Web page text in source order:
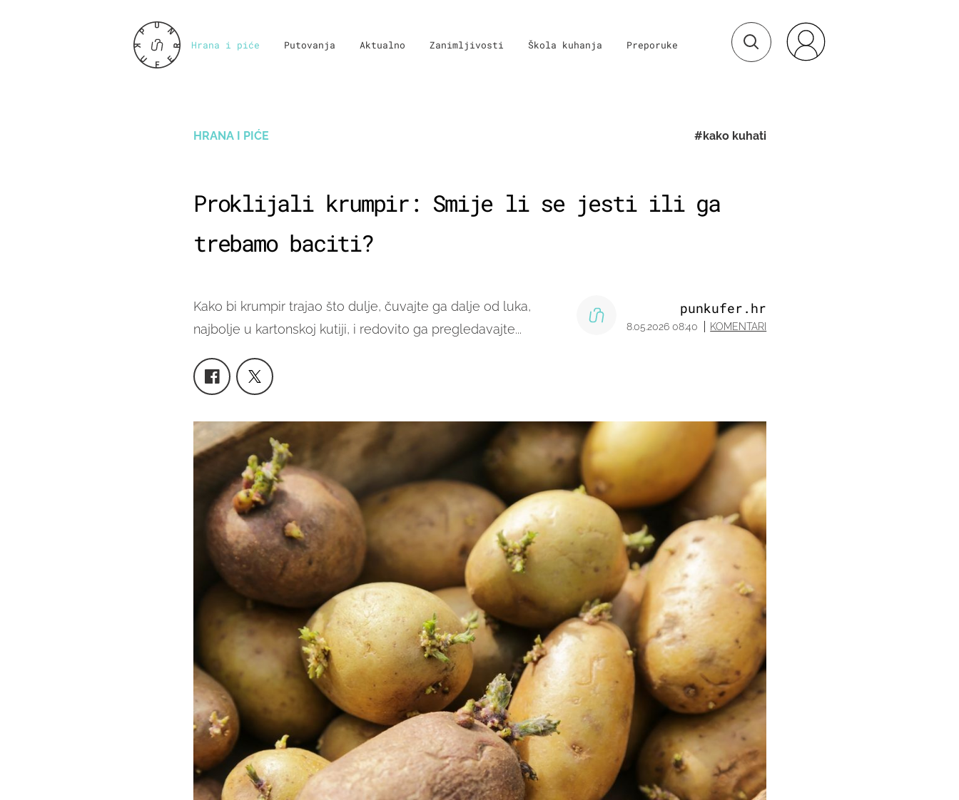
Hrana i piće Putovanja Aktualno Zanimljivosti Škola kuhanja Preporuke
HRANA I PIĆE #kako kuhati
Proklijali krumpir: Smije li se jesti ili ga
trebamo baciti?
Kako bi krumpir trajao što dulje, čuvajte ga dalje od luka,
najbolje u kartonskoj kutiji, i redovito ga pregledavajte...
punkufer.hr
8.05.2026 08:40 KOMENTARI